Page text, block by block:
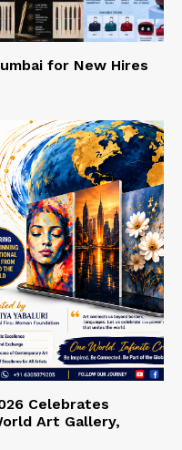
for New Hires
Celebrates
Art Gallery,